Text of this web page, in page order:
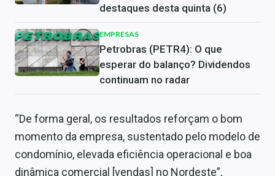
destaques desta quinta (6)
EMPRESAS
Petrobras (PETR4): O que
esperar do balanço? Dividendos
continuam no radar
“De forma geral, os resultados reforçam o bom
momento da empresa, sustentado pelo modelo de
condomínio, elevada eficiência operacional e boa
dinâmica comercial [vendas] no Nordeste”,